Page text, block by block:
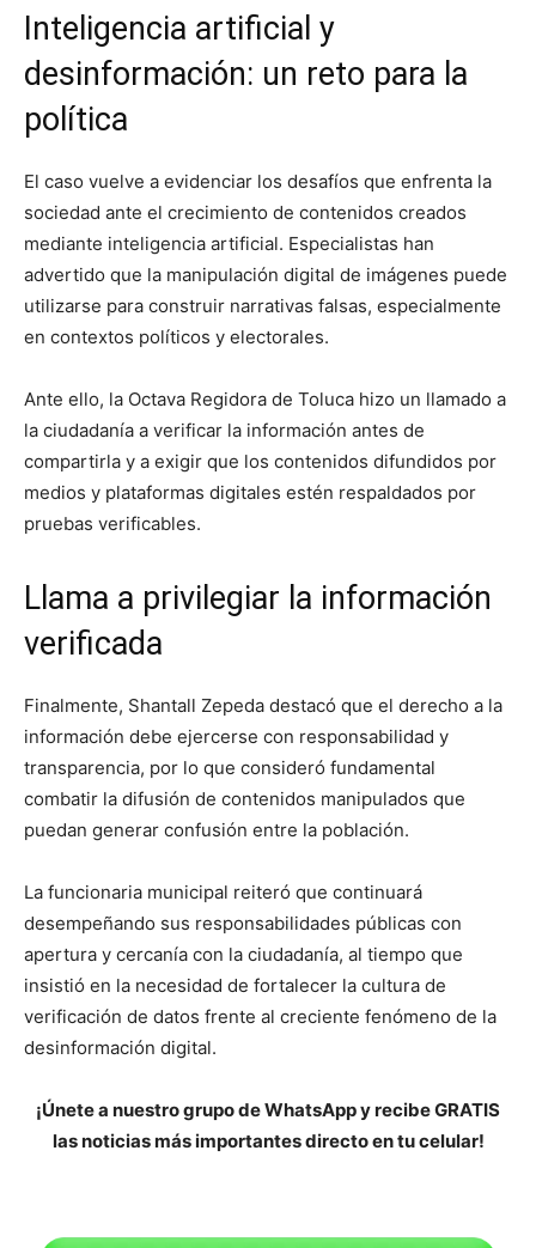
Inteligencia artificial y
desinformación: un reto para la
política
El caso vuelve a evidenciar los desafíos que enfrenta la
sociedad ante el crecimiento de contenidos creados
mediante inteligencia artificial. Especialistas han
advertido que la manipulación digital de imágenes puede
utilizarse para construir narrativas falsas, especialmente
en contextos políticos y electorales.
Ante ello, la Octava Regidora de Toluca hizo un llamado a
la ciudadanía a verificar la información antes de
compartirla y a exigir que los contenidos difundidos por
medios y plataformas digitales estén respaldados por
pruebas verificables.
Llama a privilegiar la información
verificada
Finalmente, Shantall Zepeda destacó que el derecho a la
información debe ejercerse con responsabilidad y
transparencia, por lo que consideró fundamental
combatir la difusión de contenidos manipulados que
puedan generar confusión entre la población.
La funcionaria municipal reiteró que continuará
desempeñando sus responsabilidades públicas con
apertura y cercanía con la ciudadanía, al tiempo que
insistió en la necesidad de fortalecer la cultura de
verificación de datos frente al creciente fenómeno de la
desinformación digital.
¡Únete a nuestro grupo de WhatsApp y recibe GRATIS
las noticias más importantes directo en tu celular!